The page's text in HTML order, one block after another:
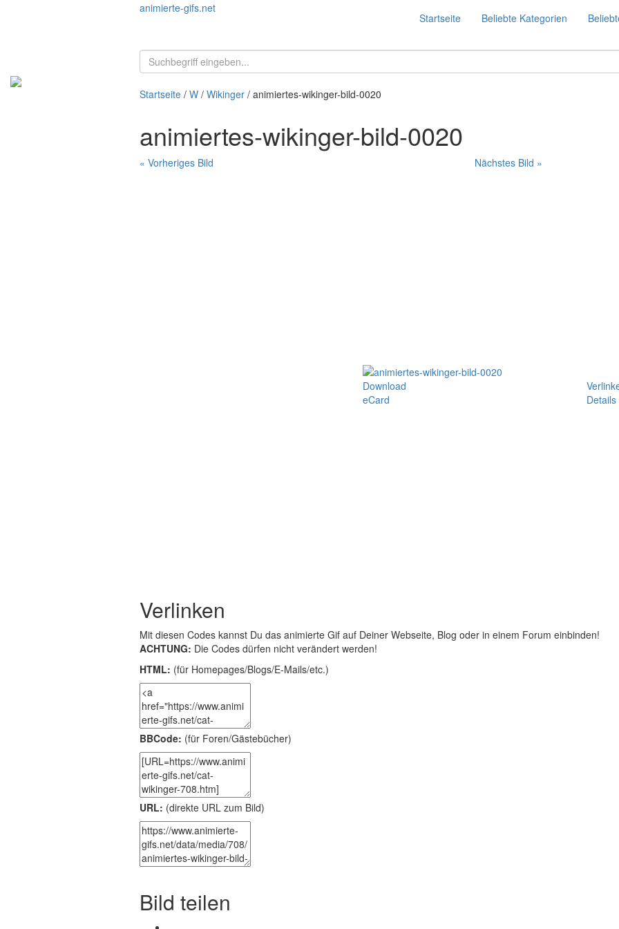
animierte-gifs.net
Startseite Beliebte Kategorien
Startseite / W / Wikinger / animiertes-wikinger-bild-0020
animiertes-wikinger-bild-0020
« Vorheriges Bild Nächstes Bild »
Download
eCard
Details
Verlinken
Mit diesen Codes kannst Du das animierte Gif auf Deiner Webseite, Blog oder in einem Forum einbinden!
ACHTUNG: Die Codes dürfen nicht verändert werden!
HTML: (für Homepages/Blogs/E-Mails/etc.)
BBCode: (für Foren/Gästebücher)
URL: (direkte URL zum Bild)
Bild teilen